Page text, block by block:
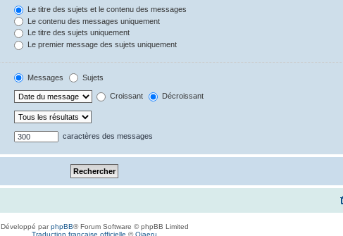
Le titre des sujets et le contenu des messages
Le contenu des messages uniquement
Le titre des sujets uniquement
Le premier message des sujets uniquement
Messages Sujets
Croissant Décroissant
caractères des messages
Développé parphpBB® Forum Software © phpBB Limited
Traduction française officielle ©Qiaeru